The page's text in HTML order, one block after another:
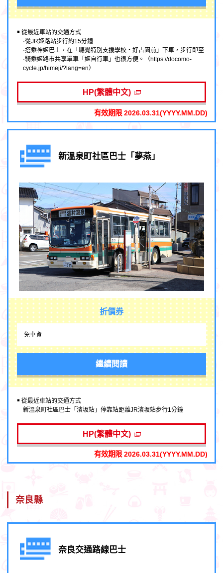
￭ 從最近車站的交通方式
·從JR姬路站步行約15分鐘
·搭乘神姬巴士，在「聽覺特別支援學校・好古園前」下車，步行即至
·騎乘姬路市共享單車「姬自行車」也很方便。（https://docomo-
cycle.jp/himeji/?lang=en）
HP(繁體中文)
有效期限 2026.03.31(YYYY.MM.DD)
新溫泉町社區巴士「夢燕」
折價券
免車資
繼續閱讀
￭ 從最近車站的交通方式
新溫泉町社區巴士「濱坂站」停靠站距離JR濱坂站步行1分鐘
HP(繁體中文)
有效期限 2026.03.31(YYYY.MM.DD)
奈良縣
奈良交通路線巴士